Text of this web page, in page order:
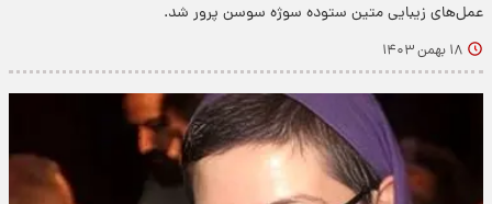
عمل‌های ‌زیبایی متین ستوده سوژه سوسن پرور شد.
۱۸ بهمن ۱۴۰۳